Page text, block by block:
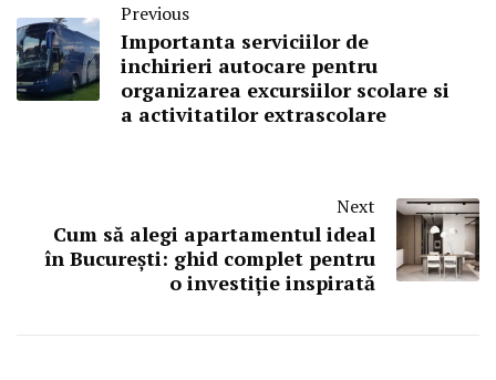
Previous
Importanta serviciilor de
inchirieri autocare pentru
organizarea excursiilor scolare si
a activitatilor extrascolare
Next
Cum să alegi apartamentul ideal
în București: ghid complet pentru
o investiție inspirată